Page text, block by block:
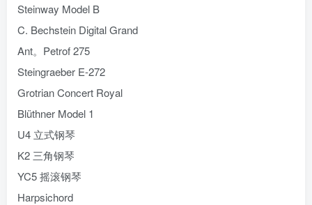
Steinway Model B
C. Bechstein Digital Grand
Ant。Petrof 275
Steingraeber E-272
Grotrian Concert Royal
Blüthner Model 1
U4 立式钢琴
K2 三角钢琴
YC5 摇滚钢琴
Harpsichord